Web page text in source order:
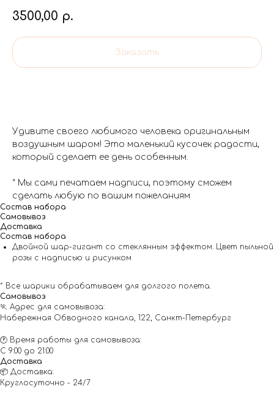
3500,00 р.
Заказать
Удивите своего любимого человека оригинальным
воздушным шаром! Это маленький кусочек радости,
который сделает ее день особенным.
* Мы сами печатаем надписи, поэтому сможем
сделать любую по вашим пожеланиям
Состав набора
Самовывоз
Доставка
Состав набора
Двойной шар-гигант со стеклянным эффектом. Цвет пыльной
розы с надписью и рисунком
* Все шарики обрабатываем для долгого полета.
Самовывоз
🏃 Адрес для самовывоза:
Набережная Обводного канала, 122, Санкт-Петербург
🕐 Время работы для самовывоза:
С 9:00 до 21:00
Доставка
📦 Доставка:
Круглосуточно - 24/7